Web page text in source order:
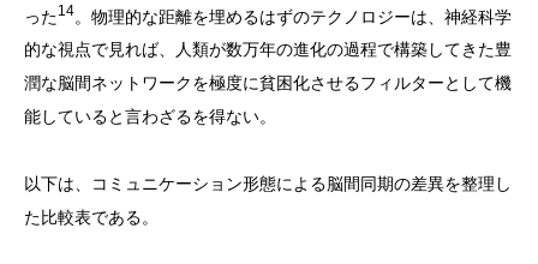
った14。物理的な距離を埋めるはずのテクノロジーは、神経科学
的な視点で見れば、人類が数万年の進化の過程で構築してきた豊
潤な脳間ネットワークを極度に貧困化させるフィルターとして機
能していると言わざるを得ない。
以下は、コミュニケーション形態による脳間同期の差異を整理し
た比較表である。